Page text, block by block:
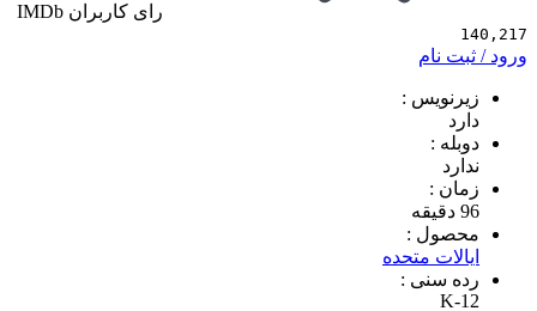
رای کاربران IMDb
نام
:
:
متحده
سنی :